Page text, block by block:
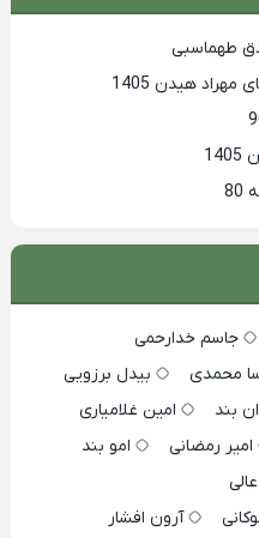
طهماسبی
هیدن 1405
جاسم خدارحمی
محمدی
بیدل برزویی
بند
امین غلامیاری
امیر رمضانی
امو بند
آرون افشار